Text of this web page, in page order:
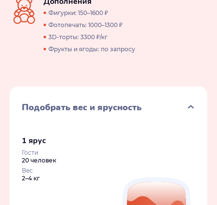
Фигурки: 150–1600 ₽
Фотопечать: 1000–1300 ₽
3D-торты: 3300 ₽/кг
Фрукты и ягоды: по запросу
Подобрать вес и ярусность
1 ярус
Гости
20 человек
Вес
2–4 кг